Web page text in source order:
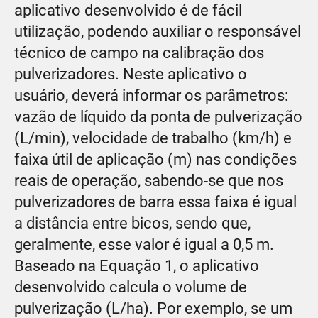
aplicativo desenvolvido é de fácil
utilização, podendo auxiliar o responsável
técnico de campo na calibração dos
pulverizadores. Neste aplicativo o
usuário, deverá informar os parâmetros:
vazão de líquido da ponta de pulverização
(L/min), velocidade de trabalho (km/h) e
faixa útil de aplicação (m) nas condições
reais de operação, sabendo-se que nos
pulverizadores de barra essa faixa é igual
a distância entre bicos, sendo que,
geralmente, esse valor é igual a 0,5 m.
Baseado na Equação 1, o aplicativo
desenvolvido calcula o volume de
pulverização (L/ha). Por exemplo, se um